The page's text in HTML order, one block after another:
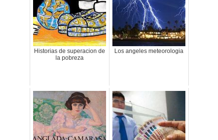
Historias de superacion de
la pobreza
Los angeles meteorologia